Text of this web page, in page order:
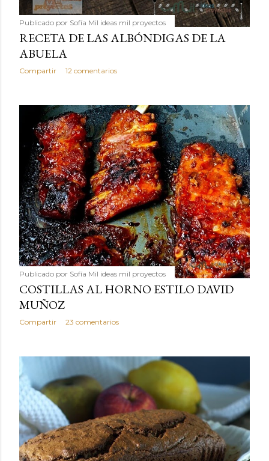
Publicado por Sofía Mil ideas mil proyectos
RECETA DE LAS ALBÓNDIGAS DE LA
ABUELA
Compartir 12 comentarios
Publicado por Sofía Mil ideas mil proyectos
COSTILLAS AL HORNO ESTILO DAVID
MUÑOZ
Compartir 23 comentarios